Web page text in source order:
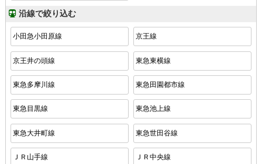
沿線で絞り込む
小田急小田原線 京王線
京王井の頭線 東急東横線
東急多摩川線 東急田園都市線
東急目黒線 東急池上線
東急大井町線 東急世田谷線
ＪＲ山手線 ＪＲ中央線